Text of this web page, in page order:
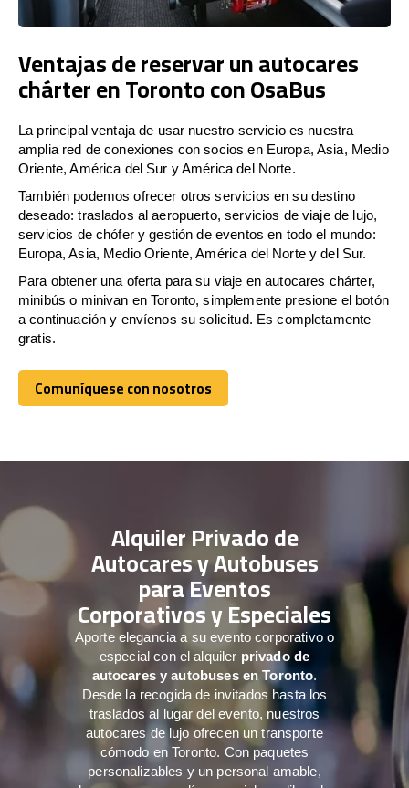
Ventajas de reservar un autocares
chárter en Toronto con OsaBus
La principal ventaja de usar nuestro servicio es nuestra
amplia red de conexiones con socios en Europa, Asia, Medio
Oriente, América del Sur y América del Norte.
También podemos ofrecer otros servicios en su destino
deseado: traslados al aeropuerto, servicios de viaje de lujo,
servicios de chófer y gestión de eventos en todo el mundo:
Europa, Asia, Medio Oriente, América del Norte y del Sur.
Para obtener una oferta para su viaje en autocares chárter,
minibús o minivan en Toronto, simplemente presione el botón
a continuación y envíenos su solicitud. Es completamente
gratis.
Comuníquese con nosotros
Comuníquese con nosotros
Alquiler Privado de
Autocares y Autobuses
para Eventos
Corporativos y Especiales
Aporte elegancia a su evento corporativo o
especial con el alquiler privado de
autocares y autobuses en Toronto.
Desde la recogida de invitados hasta los
traslados al lugar del evento, nuestros
autocares de lujo ofrecen un transporte
cómodo en Toronto. Con paquetes
personalizables y un personal amable,